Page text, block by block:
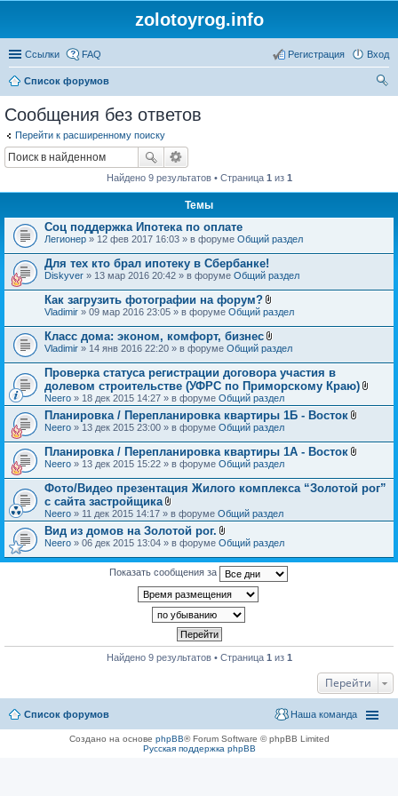
zolotoyrog.info
Ссылки FAQ Вход
Регистрация
Список форумов
Сообщения без ответов
Перейти к расширенному поиску
Найдено 9 результатов • Страница 1 из 1
Темы
Соц поддержка Ипотека по оплате
Легионер » 12 фев 2017 16:03 » в форуме Общий раздел
Для тех кто брал ипотеку в Сбербанке!
Diskyver » 13 мар 2016 20:42 » в форуме Общий раздел
Как загрузить фотографии на форум?
В
о
ж
е
н
и
я
Vladimir » 09 мар 2016 23:05 » в форуме Общий раздел
Класс дома: эконом, комфорт, бизнес
В
л
о
ж
е
н
и
я
Vladimir » 14 янв 2016 22:20 » в форуме Общий раздел
Проверка статуса регистрации договора участия в
долевом строительстве (УФРС по Приморскому Краю)
л
Neero » 18 дек 2015 14:27 » в форуме Общий раздел
Планировка / Перепланировка квартиры 1Б - Восток
о
н
и
Neero » 13 дек 2015 23:00 » в форуме Общий раздел
Планировка / Перепланировка квартиры 1А - Восток
о
ж
и
Neero » 13 дек 2015 15:22 » в форуме Общий раздел
Фото/Видео презентация Жилого комплекса “Золотой рог”
с сайта застройщика
В
л
о
ж
н
и
я
Neero » 11 дек 2015 14:17 » в форуме Общий раздел
Вид из домов на Золотой рог.
В
о
ж
е
н
и
Neero » 06 дек 2015 13:04 » в форуме Общий раздел
Показать сообщения за
Найдено 9 результатов • Страница 1 из 1
Перейти
Список форумов Наша команда
Создано на основе phpBB® Forum Software © phpBB Limited
Русская поддержка phpBB